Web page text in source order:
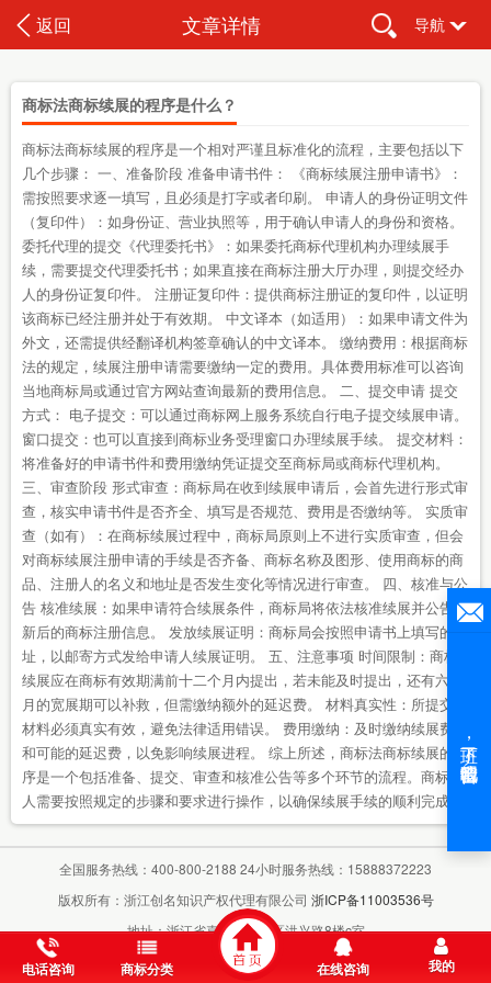
返回 文章详情 导航
商标法商标续展的程序是什么？
商标法商标续展的程序是一个相对严谨且标准化的流程，主要包括以下
几个步骤： 一、准备阶段 准备申请书件： 《商标续展注册申请书》：
需按照要求逐一填写，且必须是打字或者印刷。 申请人的身份证明文件
（复印件）：如身份证、营业执照等，用于确认申请人的身份和资格。
委托代理的提交《代理委托书》：如果委托商标代理机构办理续展手
续，需要提交代理委托书；如果直接在商标注册大厅办理，则提交经办
人的身份证复印件。 注册证复印件：提供商标注册证的复印件，以证明
该商标已经注册并处于有效期。 中文译本（如适用）：如果申请文件为
外文，还需提供经翻译机构签章确认的中文译本。 缴纳费用：根据商标
法的规定，续展注册申请需要缴纳一定的费用。具体费用标准可以咨询
当地商标局或通过官方网站查询最新的费用信息。 二、提交申请 提交
方式： 电子提交：可以通过商标网上服务系统自行电子提交续展申请。
窗口提交：也可以直接到商标业务受理窗口办理续展手续。 提交材料：
将准备好的申请书件和费用缴纳凭证提交至商标局或商标代理机构。
三、审查阶段 形式审查：商标局在收到续展申请后，会首先进行形式审
查，核实申请书件是否齐全、填写是否规范、费用是否缴纳等。 实质审
查（如有）：在商标续展过程中，商标局原则上不进行实质审查，但会
对商标续展注册申请的手续是否齐备、商标名称及图形、使用商标的商
品、注册人的名义和地址是否发生变化等情况进行审查。 四、核准与公
告 核准续展：如果申请符合续展条件，商标局将依法核准续展并公告更
新后的商标注册信息。 发放续展证明：商标局会按照申请书上填写的地
址，以邮寄方式发给申请人续展证明。 五、注意事项 时间限制：商标
续展应在商标有效期满前十二个月内提出，若未能及时提出，还有六个
月的宽展期可以补救，但需缴纳额外的延迟费。 材料真实性：所提交的
材料必须真实有效，避免法律适用错误。 费用缴纳：及时缴纳续展费用
和可能的延迟费，以免影响续展进程。 综上所述，商标法商标续展的程
序是一个包括准备、提交、审查和核准公告等多个环节的流程。商标权
人需要按照规定的步骤和要求进行操作，以确保续展手续的顺利完成。
全国服务热线：400-800-2188 24小时服务热线：15888372223
版权所有：浙江创名知识产权代理有限公司 浙ICP备11003536号
地址：浙江省嘉兴市秀洲区洪兴路8楼c室
电话咨询 商标分类 在线咨询 我的